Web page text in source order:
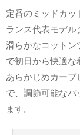
定番のミッドカッ
ランス代表モデル
滑らかなコットン
で初日から快適な
あらかじめカーブ
で、調節可能な
ます。